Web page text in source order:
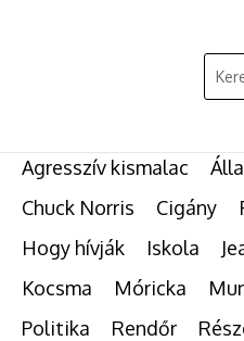
Agresszív kismalac
Chuck Norris
Cigány
Hogy hívják
Iskola
Kocsma
Móricka
Politika
Rendőr